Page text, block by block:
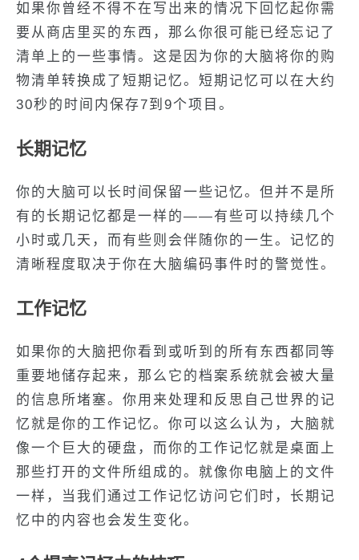
如果你曾经不得不在写出来的情况下回忆起你需
要从商店里买的东西，那么你很可能已经忘记了
清单上的一些事情。这是因为你的大脑将你的购
物清单转换成了短期记忆。短期记忆可以在大约
30秒的时间内保存7到9个项目。
长期记忆
你的大脑可以长时间保留一些记忆。但并不是所
有的长期记忆都是一样的——有些可以持续几个
小时或几天，而有些则会伴随你的一生。记忆的
清晰程度取决于你在大脑编码事件时的警觉性。
工作记忆
如果你的大脑把你看到或听到的所有东西都同等
重要地储存起来，那么它的档案系统就会被大量
的信息所堵塞。你用来处理和反思自己世界的记
忆就是你的工作记忆。你可以这么认为，大脑就
像一个巨大的硬盘，而你的工作记忆就是桌面上
那些打开的文件所组成的。就像你电脑上的文件
一样，当我们通过工作记忆访问它们时，长期记
忆中的内容也会发生变化。